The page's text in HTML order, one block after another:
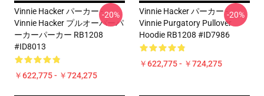
Vinnie Hacker パーカー -
Vinnie Hacker プルオーバーパ
ーカーパーカー RB1208
#ID8013
￥622,775 - ￥724,275
-20%
Vinnie Hacker パーカー -
Vinnie Purgatory Pullover
Hoodie RB1208 #ID7986
￥622,775 - ￥724,275
-20%